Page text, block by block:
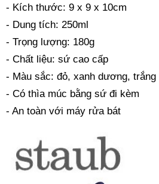
- Kích thước: 9 x 9 x 10cm
- Dung tích: 250ml
- Trọng lượng: 180g
- Chất liệu: sứ cao cấp
- Màu sắc: đỏ, xanh dương, trắng
- Có thìa múc bằng sứ đi kèm
- An toàn với máy rửa bát